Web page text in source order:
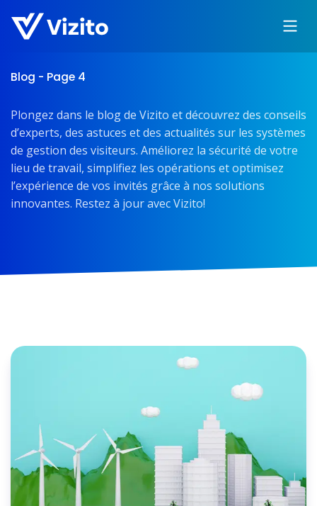
Blog - Page 4
Plongez dans le blog de Vizito et découvrez des conseils
d’experts, des astuces et des actualités sur les systèmes
de gestion des visiteurs. Améliorez la sécurité de votre
lieu de travail, simplifiez les opérations et optimisez
l’expérience de vos invités grâce à nos solutions
innovantes. Restez à jour avec Vizito!